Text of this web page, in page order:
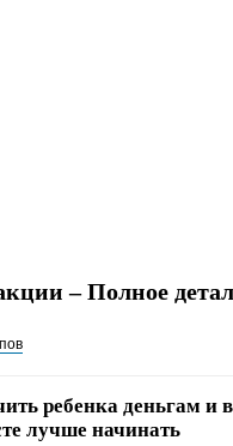
– Полное
ребенка деньгам и
лучше начинать